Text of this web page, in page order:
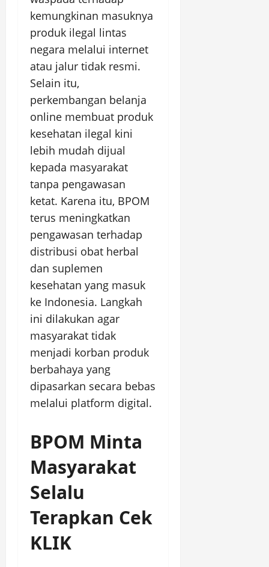
kemungkinan masuknya
produk ilegal lintas
negara melalui internet
atau jalur tidak resmi.
Selain itu,
perkembangan belanja
online membuat produk
kesehatan ilegal kini
lebih mudah dijual
kepada masyarakat
tanpa pengawasan
ketat. Karena itu, BPOM
terus meningkatkan
pengawasan terhadap
distribusi obat herbal
dan suplemen
kesehatan yang masuk
ke Indonesia. Langkah
ini dilakukan agar
masyarakat tidak
menjadi korban produk
berbahaya yang
dipasarkan secara bebas
melalui platform digital.
BPOM Minta
Masyarakat
Selalu
Terapkan Cek
KLIK